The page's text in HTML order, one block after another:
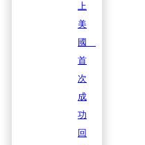
上
美
國
首
次
成
功
回